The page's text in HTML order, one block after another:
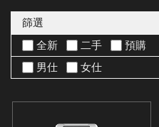
篩選
全新
二手
預購
男仕
女仕